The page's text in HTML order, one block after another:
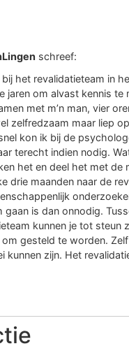
schreef:
het revalidatieteam in
jaren om alvast kennis
met m’n man, vier
zelfredzaam maar liep
kon ik bij de
terecht indien nodig.
het en deel het met de
drie maanden naar de
gaan is dan onnodig.
kunnen je tot
gesteld te worden.
kunnen zijn. Het